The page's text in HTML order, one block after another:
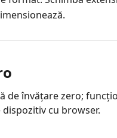
de învățare zero;
dispozitiv cu browser.